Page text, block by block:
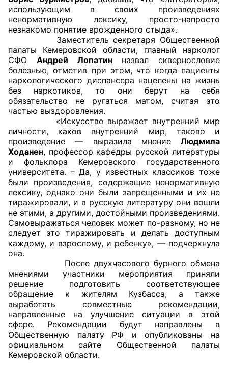
Порядок работы ЦОН
Аппарат ОП КО
УСТАВ ГКУ “АППАРАТ ОП КО”
Доходы руководителя за 2024 г.
использующим в своих произведениях
ненормативную лексику, просто-напросто
незнакомо понятие врожденного стыда».
Заместитель секретаря Общественной
палаты Кемеровской области, главный нарколог
СФО Андрей Лопатинназвал сквернословие
болезнью, отметив при этом, что когда пациенты
наркологического диспансера нацелены на жизнь
без наркотиков, то они берут на себя
обязательство не ругаться матом, считая это
частью выздоровления.
«Искусство выражает внутренний мир
личности, каков внутренний мир, таково и
произведение — выразила мнение Людмила
Ходанен, профессор кафедры русской литературы
и фольклора Кемеровского государственного
университета. – Да, у известных классиков тоже
были произведения, содержащие ненормативную
лексику, однако они были запрещенными и их не
тиражировали, и в русскую литературу они вошли
не этими, а другими, достойными произведениями.
Самовыражаться человек может по-разному, но не
следует это тиражировать и делать доступным
каждому, и взрослому, и ребенку», — подчеркнула
она.
После двухчасового бурного обмена
мнениями участники мероприятия приняли
решение подготовить соответствующее
обращение к жителям Кузбасса, а также
выработать совместные рекомендации,
направленные на улучшение ситуации в этой
сфере. Рекомендации будут направлены в
Общественную палату РФ и опубликованы на
официальном сайте Общественной палаты
Кемеровской области.